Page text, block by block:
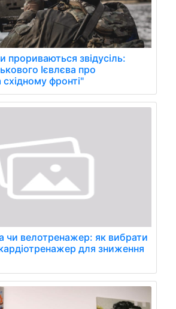
прориваються звідусіль:
Ієвлєва про
фронті"
чи велотренажер: як вибрати
для зниження